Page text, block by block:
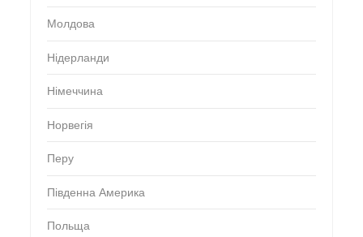
Молдова
Нідерланди
Німеччина
Норвегія
Перу
Південна Америка
Польща